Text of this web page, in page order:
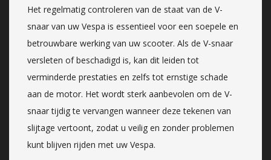
Het regelmatig controleren van de staat van de V-
snaar van uw Vespa is essentieel voor een soepele en
betrouwbare werking van uw scooter. Als de V-snaar
versleten of beschadigd is, kan dit leiden tot
verminderde prestaties en zelfs tot ernstige schade
aan de motor. Het wordt sterk aanbevolen om de V-
snaar tijdig te vervangen wanneer deze tekenen van
slijtage vertoont, zodat u veilig en zonder problemen
kunt blijven rijden met uw Vespa.